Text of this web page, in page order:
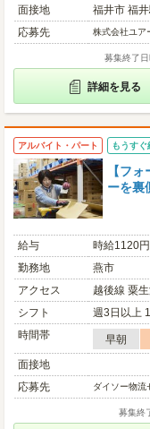
面接地
福井市 福
応募先
株式会社ユア
募集終了
詳細を見る
アルバイト・パート もうすぐ
【フ
ーを裏
給与
時給1120
勤務地
燕市
アクセス
越後線 粟
シフト
週3日以上
時間帯
早朝
面接地
応募先
ダイソー物流
募集終